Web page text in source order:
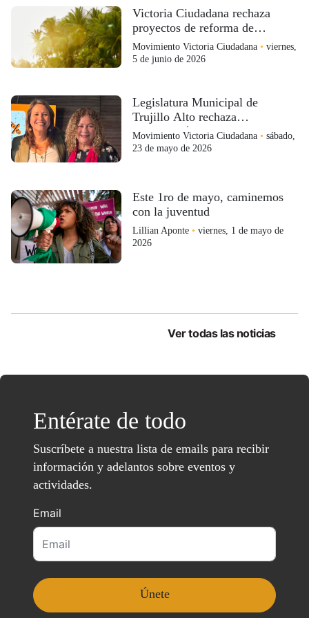
Victoria Ciudadana rechaza
proyectos de reforma de
permisos
Movimiento Victoria Ciudadana • viernes,
5 de junio de 2026
Legislatura Municipal de
Trujillo Alto rechaza
construcción del megaproyecto
Esencia
Movimiento Victoria Ciudadana • sábado,
23 de mayo de 2026
Este 1ro de mayo, caminemos
con la juventud
Lillian Aponte • viernes, 1 de mayo de
2026
Ver todas las noticias
Entérate de todo
Suscríbete a nuestra lista de emails para recibir
información y adelantos sobre eventos y
actividades.
Email